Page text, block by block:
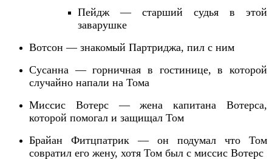
Пейдж — старший судья в этой
заварушке
Вотсон — знакомый Партриджа, пил с ним
Сусанна — горничная в гостинице, в которой
случайно напали на Тома
Миссис Вотерс — жена капитана Вотерса,
которой помогал и защищал Том
Брайан Фитцпатрик — он подумал что Том
совратил его жену, хотя Том был с миссис Вотерс